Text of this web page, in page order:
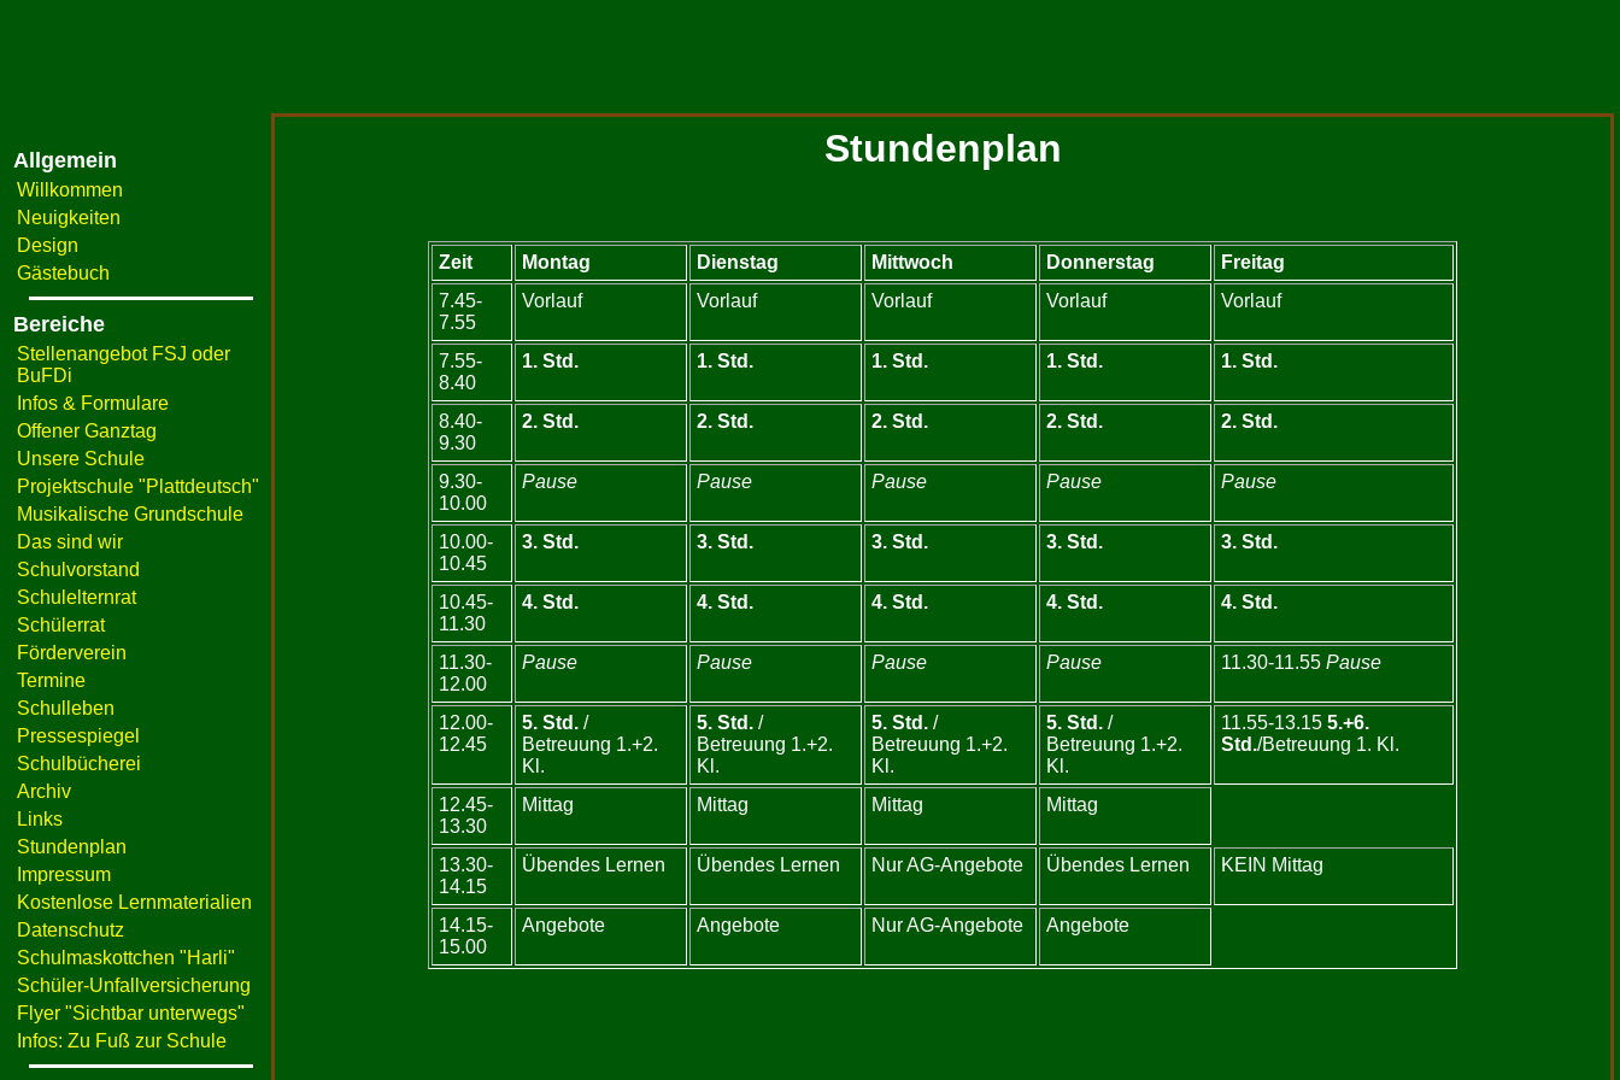
Allgemein
Willkommen
Neuigkeiten
Design
Gästebuch
Bereiche
Stellenangebot FSJ oder
BuFDi
Infos & Formulare
Offener Ganztag
Unsere Schule
Projektschule "Plattdeutsch"
Musikalische Grundschule
Das sind wir
Schulvorstand
Schulelternrat
Schülerrat
Förderverein
Termine
Schulleben
Pressespiegel
Schulbücherei
Archiv
Links
Stundenplan
Impressum
Kostenlose Lernmaterialien
Datenschutz
Schulmaskottchen "Harli"
Schüler-Unfallversicherung
Flyer "Sichtbar unterwegs"
Infos: Zu Fuß zur Schule
Stundenplan
Zeit Montag Dienstag Mittwoch Donnerstag
Freitag
7.45-
7.55
Vorlauf Vorlauf Vorlauf Vorlauf Vorlauf
7.55-
8.40
1. Std. 1. Std. 1. Std. 1. Std. 1. Std.
8.40-
9.30
2. Std. 2. Std. 2. Std. 2. Std. 2. Std.
9.30-
10.00
Pause Pause Pause Pause Pause
10.00-
10.45
3. Std. 3. Std. 3. Std. 3. Std. 3. Std.
10.45-
11.30
4. Std. 4. Std. 4. Std. 4. Std. 4. Std.
11.30-
12.00
Pause Pause Pause Pause 11.30-11.55 Pause
12.00-
12.45
5. Std. /
Betreuung 1.+2.
Kl.
5. Std. /
Betreuung 1.+2.
Kl.
5. Std. /
Betreuung 1.+2.
Kl.
5. Std. /
Betreuung 1.+2.
Kl.
11.55-13.15 5.+6.
Std./Betreuung 1. Kl.
12.45-
13.30
Mittag Mittag Mittag Mittag
13.30-
14.15
Übendes Lernen Übendes Lernen Nur AG-Angebote Übendes Lernen KEIN Mittag
14.15-
15.00
Angebote Angebote Nur AG-Angebote Angebote